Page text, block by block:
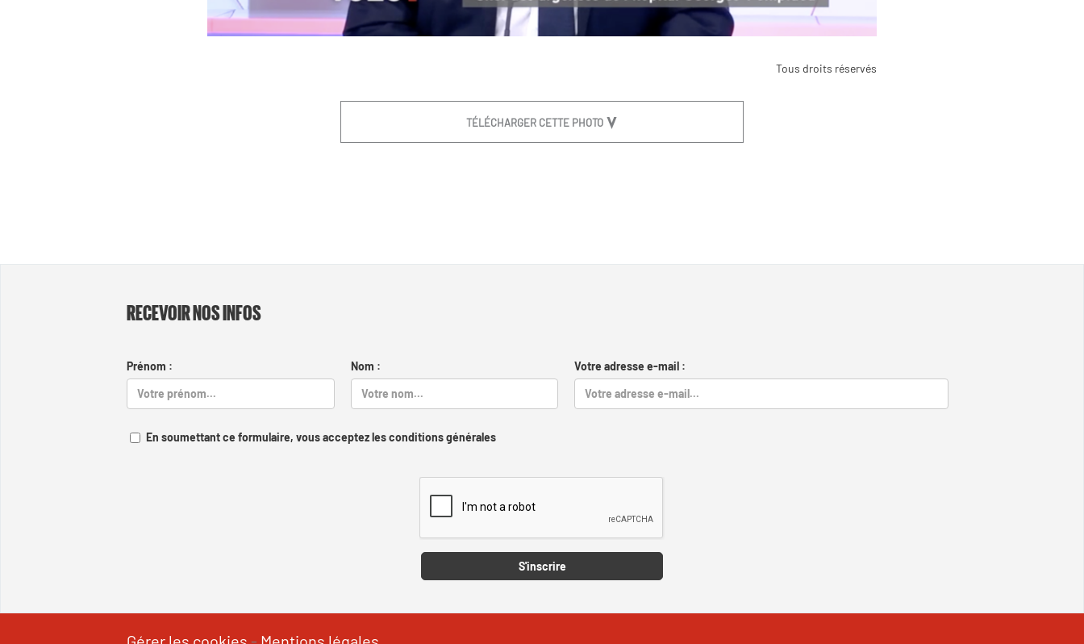
Tous droits réservés
TÉLÉCHARGER CETTE PHOTO
RECEVOIR NOS INFOS
Prénom : Nom : Votre adresse e-mail :
En soumettant ce formulaire, vous acceptez les conditions générales
S'inscrire